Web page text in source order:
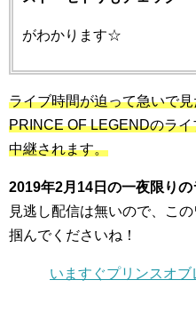
がわかります☆
ライブ時間が迫って急いで
PRINCE OF LEGENDのラ
中継されます。
2019年2月14日の一夜限りの
見逃し配信は無いので、こ
掴んでくださいね！
いますぐプリンスオ